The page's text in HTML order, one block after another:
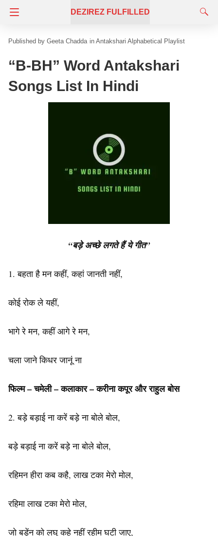
DEZIREZ FULFILLED
Geeta Chadda in Antakshari Alphabetical Playlist
“B-BH” Word Antakshari
Songs List In Hindi
“बड़े अच्छे लगते हैं ये गीत”
1. बहता है मन कहीं, कहां जानती नहीं,
कोई रोक ले यहीं,
भागे रे मन, कहीं आगे रे मन,
चला जाने किधर जानूं ना
फिल्म – चमेली –कलाकार– करीना कपूर और राहुल बोस
2. बड़े बड़ाई ना करें बड़े ना बोले बोल,
बड़े बड़ाई ना करें बड़े ना बोले बोल,
रहिमन हीरा कब कहै, लाख टका मेरो मोल,
रहिमा लाख टका मेरो मोल,
जो बड़ेंन को लघु कहे नहीं रहीम घटी जाए,